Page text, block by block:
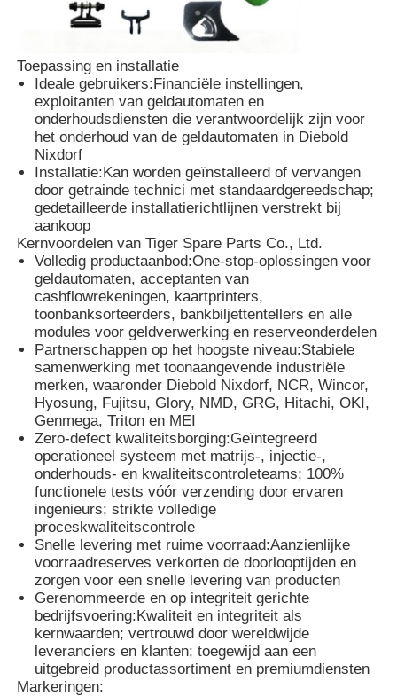
Toepassing en installatie
Ideale gebruikers:Financiële instellingen,
exploitanten van geldautomaten en
onderhoudsdiensten die verantwoordelijk zijn voor
het onderhoud van de geldautomaten in Diebold
Nixdorf
Installatie:Kan worden geïnstalleerd of vervangen
door getrainde technici met standaardgereedschap;
gedetailleerde installatierichtlijnen verstrekt bij
aankoop
Kernvoordelen van Tiger Spare Parts Co., Ltd.
Volledig productaanbod:One-stop-oplossingen voor
geldautomaten, acceptanten van
cashflowrekeningen, kaartprinters,
toonbanksorteerders, bankbiljettentellers en alle
modules voor geldverwerking en reserveonderdelen
Partnerschappen op het hoogste niveau:Stabiele
samenwerking met toonaangevende industriële
merken, waaronder Diebold Nixdorf, NCR, Wincor,
Hyosung, Fujitsu, Glory, NMD, GRG, Hitachi, OKI,
Genmega, Triton en MEI
Zero-defect kwaliteitsborging:Geïntegreerd
operationeel systeem met matrijs-, injectie-,
onderhouds- en kwaliteitscontroleteams; 100%
functionele tests vóór verzending door ervaren
ingenieurs; strikte volledige
proceskwaliteitscontrole
Snelle levering met ruime voorraad:Aanzienlijke
voorraadreserves verkorten de doorlooptijden en
zorgen voor een snelle levering van producten
Gerenommeerde en op integriteit gerichte
bedrijfsvoering:Kwaliteit en integriteit als
kernwaarden; vertrouwd door wereldwijde
leveranciers en klanten; toegewijd aan een
uitgebreid productassortiment en premiumdiensten
Markeringen: